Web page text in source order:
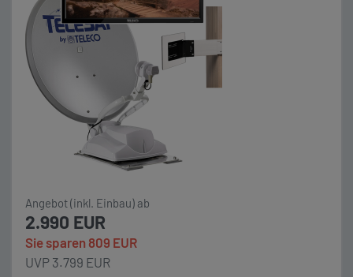
und verfügt über Bluetooth und eine entsprechende
Update Funktion, […]
Angebot (inkl. Einbau) ab
2.990 EUR
Sie sparen 809 EUR
UVP 3.799 EUR